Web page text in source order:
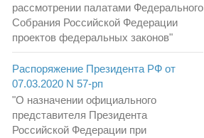
рассмотрении палатами Федерального
Собрания Российской Федерации
проектов федеральных законов"
Распоряжение Президента РФ от
07.03.2020 N 57-рп
"О назначении официального
представителя Президента
Российской Федерации при